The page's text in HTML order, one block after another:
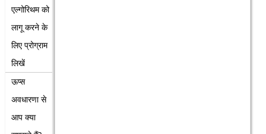
एल्गोरिथम को
लागू करने के
लिए प्रोग्राम
लिखें
ऊप्स
अवधारणा से
आप क्या